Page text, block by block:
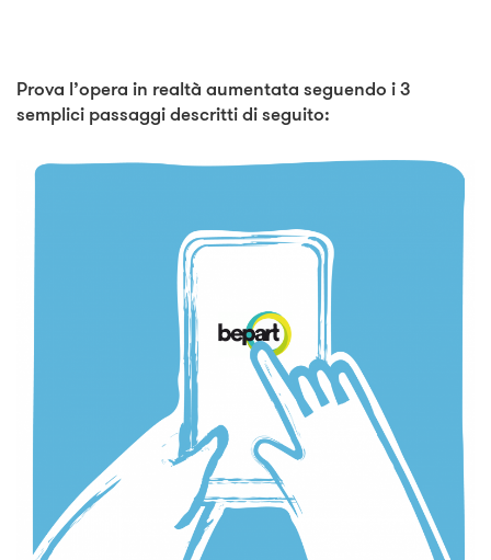
Prova l’opera in realtà aumentata seguendo i 3
semplici passaggi descritti di seguito: